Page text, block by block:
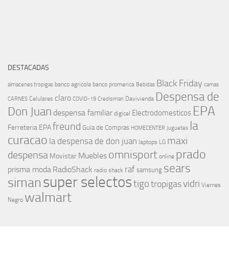
DESTACADAS
almacenes tropigas banco agricola banco promerica Bebidas Black Friday camas
CARNES Celulares claro COVID-19 Credisiman Davivienda Despensa de
Don Juan despensa familiar digicel Electrodomesticos EPA
Ferreteria EPAfreund Guia de Compras HOMECENTER Juguetes la
curacao la despensa de don juan laptops LG maxi
despensa Movistar Muebles omnisport online prado
prisma moda RadioShack radio shack raf samsung sears
simansuper selectostigotropigasvidri Viernes
Negro walmart